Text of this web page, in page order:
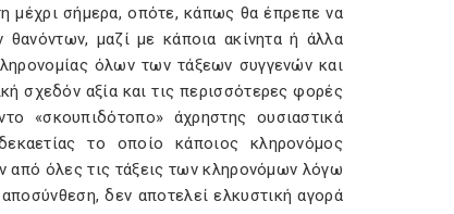
μέχρι σήμερα, οπότε, κάπως θα έπρεπε να
μαζί με κάποια ακίνητα ή άλλα
όλων των τάξεων συγγενών και
σχεδόν αξία και τις περισσότερες φορές
«σκουπιδότοπο» άχρηστης ουσιαστικά
το οποίο κάποιος κληρονόμος
από όλες τις τάξεις των κληρονόμων λόγω
δεν αποτελεί ελκυστική αγορά